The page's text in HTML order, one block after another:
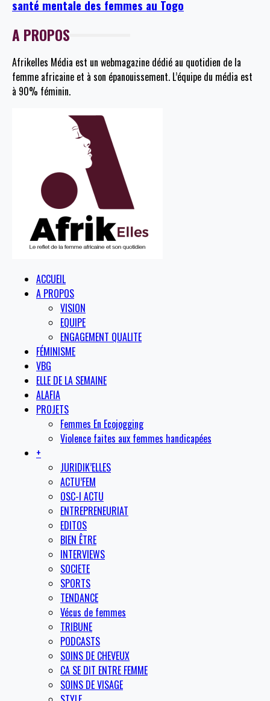
santé mentale des femmes au Togo
A PROPOS
Afrikelles Média est un webmagazine dédié au quotidien de la
femme africaine et à son épanouissement. L’équipe du média est
à 90% féminin.
ACCUEIL
A PROPOS
VISION
EQUIPE
ENGAGEMENT QUALITE
FÉMINISME
VBG
ELLE DE LA SEMAINE
ALAFIA
PROJETS
Femmes En Ecojogging
Violence faites aux femmes handicapées
+
JURIDIK’ELLES
ACTU’FEM
OSC-I ACTU
ENTREPRENEURIAT
EDITOS
BIEN ÊTRE
INTERVIEWS
SOCIETE
SPORTS
TENDANCE
Vécus de femmes
TRIBUNE
PODCASTS
SOINS DE CHEVEUX
CA SE DIT ENTRE FEMME
SOINS DE VISAGE